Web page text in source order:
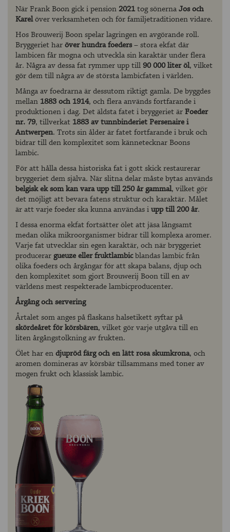
När Frank Boon gick i pension 2021tog sönernaJos och
Karelöver verksamheten och för familjetraditionen vidare.
Hos Brouwerij Boon spelar lagringen en avgörande roll.
Bryggeriet haröver hundra foeders– stora ekfat där
lambicen får mogna och utveckla sin karaktär under flera
år. Några av dessa fat rymmer upp till 90 000 liter öl, vilket
gör dem till några av de största lambicfaten i världen.
Många av foedrarna är dessutom riktigt gamla. De byggdes
mellan 1883 och 1914, och flera används fortfarande i
produktionen i dag. Det äldsta fatet i bryggeriet ärFoeder
nr. 79, tillverkat 1883 av tunnbinderiet Persenaire i
Antwerpen. Trots sin ålder är fatet fortfarande i bruk och
bidrar till den komplexitet som kännetecknar Boons
lambic.
För att hålla dessa historiska fat i gott skick restaurerar
bryggeriet dem själva. När slitna delar måste bytas används
belgisk ek som kan vara upp till 250 år gammal, vilket gör
det möjligt att bevara fatens struktur och karaktär. Målet
är att varje foeder ska kunna användas iupp till 200 år.
I dessa enorma ekfat fortsätter ölet att jäsa långsamt
medan olika mikroorganismer bidrar till komplexa aromer.
Varje fat utvecklar sin egen karaktär, och när bryggeriet
producerargueuze eller fruktlambicblandas lambic från
olika foeders och årgångar för att skapa balans, djup och
den komplexitet som gjort Brouwerij Boon till en av
världens mest respekterade lambicproducenter.
Årgång och servering
Årtalet som anges på flaskans halsetikett syftar på
skördeåret för körsbären, vilket gör varje utgåva till en
liten årgångstolkning av frukten.
Ölet har endjupröd färg och en lätt rosa skumkrona, och
aromen domineras av körsbär tillsammans med toner av
mogen frukt och klassisk lambic.